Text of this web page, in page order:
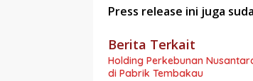
Press release ini juga
Berita Terkait
Holding Perkebunan
di Pabrik Tembakau